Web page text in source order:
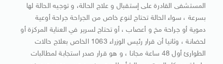
المستشفى القادرة على إستقبال و علاج الحالة، و توجيه الحالة لها
بسرعة ، سواء الحالة تحتاج لنوع خاص من الجراحة جراحة أوعية
دموية أو جراحة مخ و أعصاب ، أو تحتاج لسرير في العناية المركزة أو
لحضانة ، وثانيا أن قرار رئيس الوزراء 1063 الخاص بعلاج حالات
الطوارئ أول 48 ساعة مجانا ، و هو قرار صدر استجابة لمطالبات